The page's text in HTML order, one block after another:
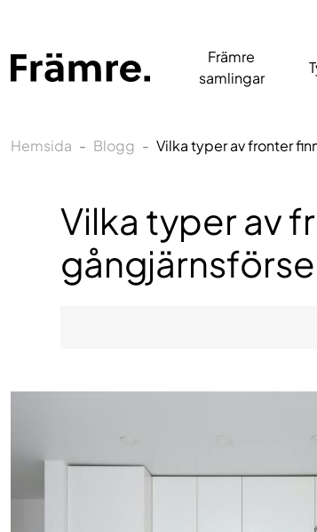
Främre
samlingar
Hemsida Blogg Vilka typer av fronter
Vilka typer av